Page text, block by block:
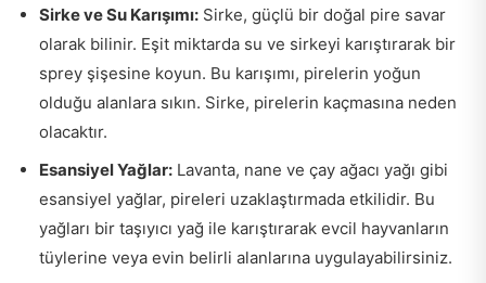
Sirke ve Su Karışımı: Sirke, güçlü bir doğal pire savar
olarak bilinir. Eşit miktarda su ve sirkeyi karıştırarak bir
sprey şişesine koyun. Bu karışımı, pirelerin yoğun
olduğu alanlara sıkın. Sirke, pirelerin kaçmasına neden
olacaktır.
Esansiyel Yağlar: Lavanta, nane ve çay ağacı yağı gibi
esansiyel yağlar, pireleri uzaklaştırmada etkilidir. Bu
yağları bir taşıyıcı yağ ile karıştırarak evcil hayvanların
tüylerine veya evin belirli alanlarına uygulayabilirsiniz.